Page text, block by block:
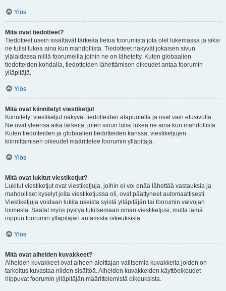
Ylös
Mitä ovat tiedotteet?
Tiedotteet usein sisältävät tärkeää tietoa foorumista jota olet lukemassa ja siksi
ne tulisi lukea aina kun mahdollista. Tiedotteet näkyvät jokaisen sivun
ylälaidassa niillä foorumeilla joihin ne on lähetetty. Kuten globaalien
tiedotteiden kohdalla, tiedotteiden lähettämisen oikeudet antaa foorumin
ylläpitäjä.
Ylös
Mitä ovat kiinnitetyt viestiketjut
Kiinnitetyt viestiketjut näkyvät tiedotteiden alapuolella ja ovat vain etusivulla.
Ne ovat yleensä aika tärkeitä, joten sinun tulisi lukea ne aina kun mahdollista.
Kuten tiedotteiden ja globaalien tiedotteiden kanssa, viestiketjujen
kiinnittämisen oikeudet määrittelee foorumin ylläpitäjä.
Ylös
Mitä ovat lukitut viestiketjut?
Lukitut viestiketjut ovat viestiketjuja, joihin ei voi enää lähettää vastauksia ja
mahdolliset kyselyt joita viestiketjussa oli, ovat päättyneet automaattisesti.
Viestiketjuja voidaan lukita useista syistä ylläpitäjän tai foorumin valvojan
toimesta. Saatat myös pystyä lukitsemaan oman viestiketjusi, mutta tämä
riippuu foorumin ylläpitäjän antamista oikeuksista.
Ylös
Mitä ovat aiheiden kuvakkeet?
Aiheiden kuvakkeet ovat aiheen aloittajan valitsemia kuvakkeita joiden on
tarkoitus kuvastaa niiden sisältöä. Aiheiden kuvakkeiden käyttöoikeudet
riippuvat foorumin ylläpitäjän määrittelemistä oikeuksista.